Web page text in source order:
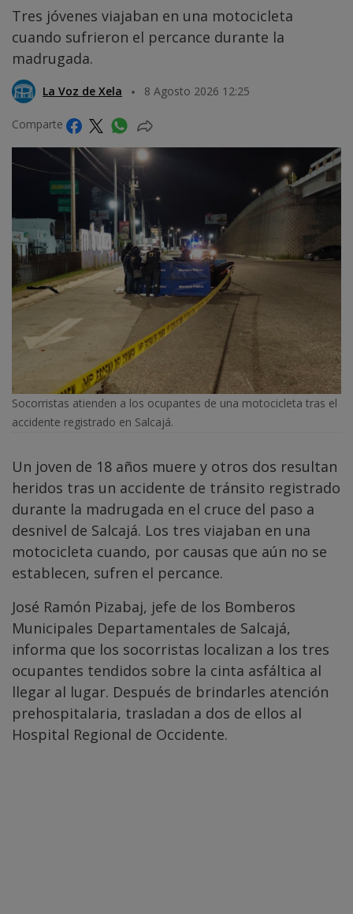
Tres jóvenes viajaban en una motocicleta
cuando sufrieron el percance durante la
madrugada.
La Voz de Xela 8 Agosto 2026 12:25
Comparte
Socorristas atienden a los ocupantes de una motocicleta tras el
accidente registrado en Salcajá.
Un joven de 18 años muere y otros dos resultan
heridos tras un accidente de tránsito registrado
durante la madrugada en el cruce del paso a
desnivel de Salcajá. Los tres viajaban en una
motocicleta cuando, por causas que aún no se
establecen, sufren el percance.
José Ramón Pizabaj, jefe de los Bomberos
Municipales Departamentales de Salcajá,
informa que los socorristas localizan a los tres
ocupantes tendidos sobre la cinta asfáltica al
llegar al lugar. Después de brindarles atención
prehospitalaria, trasladan a dos de ellos al
Hospital Regional de Occidente.